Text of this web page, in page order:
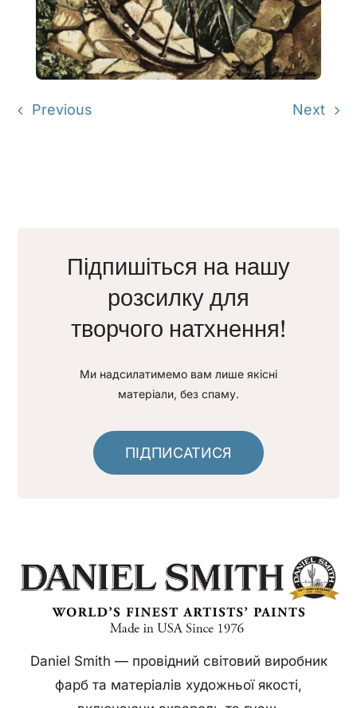
Previous Next
Підпишіться на нашу
розсилку для
творчого натхнення!
Ми надсилатимемо вам лише якісні
матеріали, без спаму.
ПІДПИСАТИСЯ
Daniel Smith — провідний світовий виробник
фарб та матеріалів художньої якості,